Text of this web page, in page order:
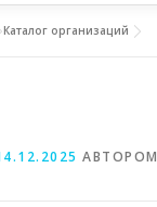
СРЕДА
Каталог организаций
АВТОРОМ